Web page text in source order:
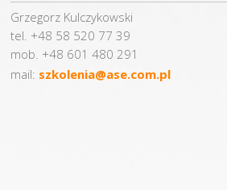
Grzegorz Kulczykowski
tel. +48 58 520 77 39
mob. +48 601 480 291
mail: szkolenia@ase.com.pl